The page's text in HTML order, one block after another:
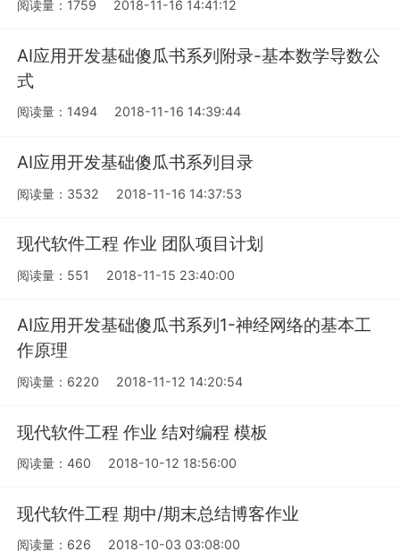
阅读量：1759 2018-11-16 14:41:12
AI应用开发基础傻瓜书系列附录-基本数学导数公
式
阅读量：1494 2018-11-16 14:39:44
AI应用开发基础傻瓜书系列目录
阅读量：3532 2018-11-16 14:37:53
现代软件工程 作业 团队项目计划
阅读量：551 2018-11-15 23:40:00
AI应用开发基础傻瓜书系列1-神经网络的基本工
作原理
阅读量：6220 2018-11-12 14:20:54
现代软件工程 作业 结对编程 模板
阅读量：460 2018-10-12 18:56:00
现代软件工程 期中/期末总结博客作业
阅读量：626 2018-10-03 03:08:00